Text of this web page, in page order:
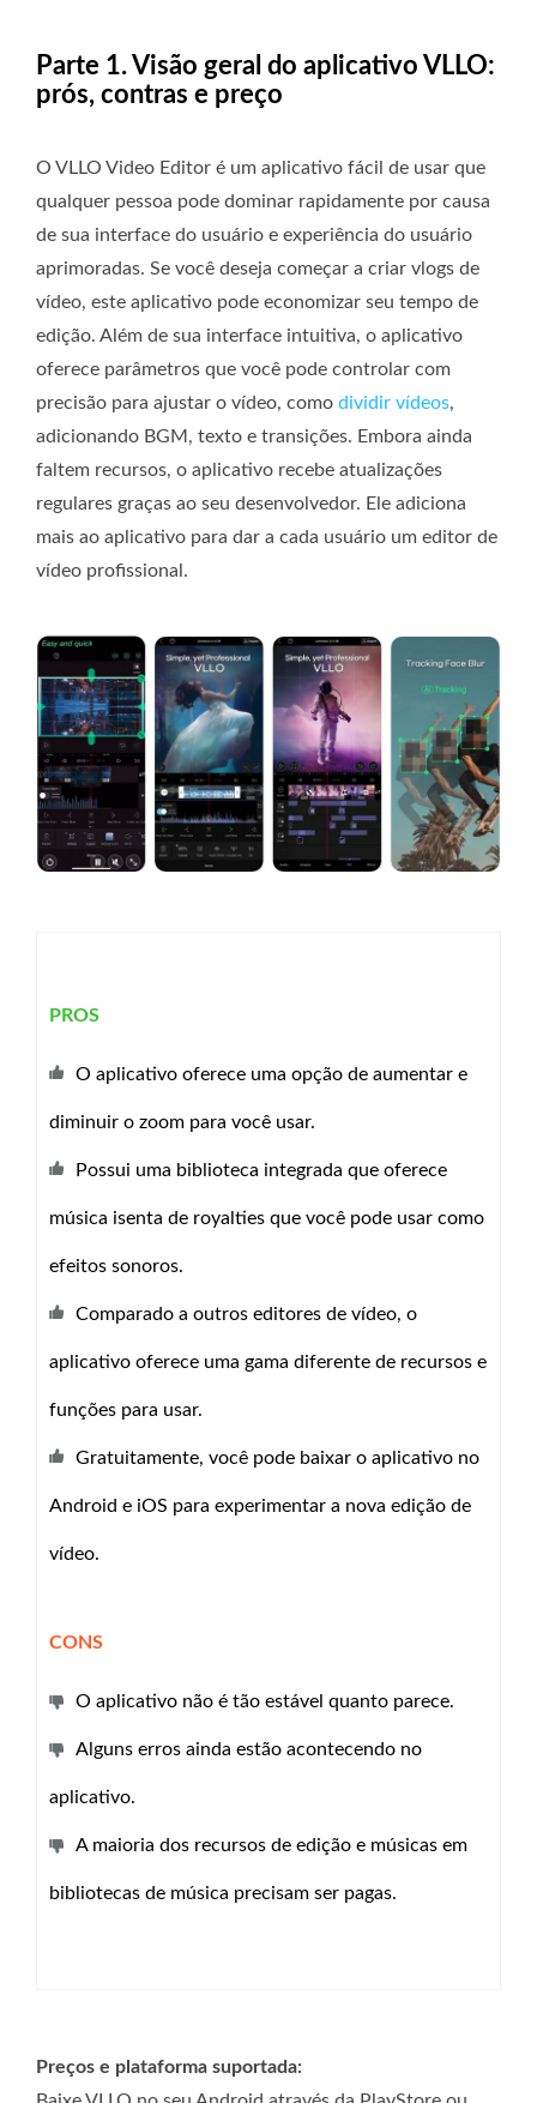
Parte 1. Visão geral do aplicativo VLLO:
prós, contras e preço
O VLLO Video Editor é um aplicativo fácil de usar que
qualquer pessoa pode dominar rapidamente por causa
de sua interface do usuário e experiência do usuário
aprimoradas. Se você deseja começar a criar vlogs de
vídeo, este aplicativo pode economizar seu tempo de
edição. Além de sua interface intuitiva, o aplicativo
oferece parâmetros que você pode controlar com
precisão para ajustar o vídeo, como dividir vídeos,
adicionando BGM, texto e transições. Embora ainda
faltem recursos, o aplicativo recebe atualizações
regulares graças ao seu desenvolvedor. Ele adiciona
mais ao aplicativo para dar a cada usuário um editor de
vídeo profissional.
PROS
O aplicativo oferece uma opção de aumentar e
diminuir o zoom para você usar.
Possui uma biblioteca integrada que oferece
música isenta de royalties que você pode usar como
efeitos sonoros.
Comparado a outros editores de vídeo, o
aplicativo oferece uma gama diferente de recursos e
funções para usar.
Gratuitamente, você pode baixar o aplicativo no
Android e iOS para experimentar a nova edição de
vídeo.
CONS
O aplicativo não é tão estável quanto parece.
Alguns erros ainda estão acontecendo no
aplicativo.
A maioria dos recursos de edição e músicas em
bibliotecas de música precisam ser pagas.
Preços e plataforma suportada: